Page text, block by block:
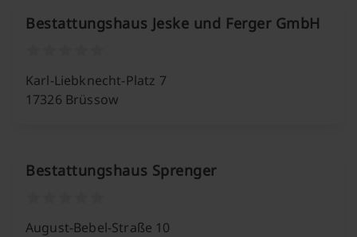
Bestattungshaus Jeske und Ferger GmbH
Karl-Liebknecht-Platz 7
17326 Brüssow
Bestattungshaus Sprenger
August-Bebel-Straße 10